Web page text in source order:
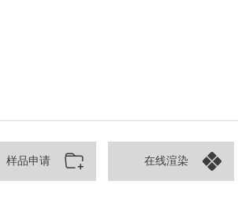
样品申请 在线渲染